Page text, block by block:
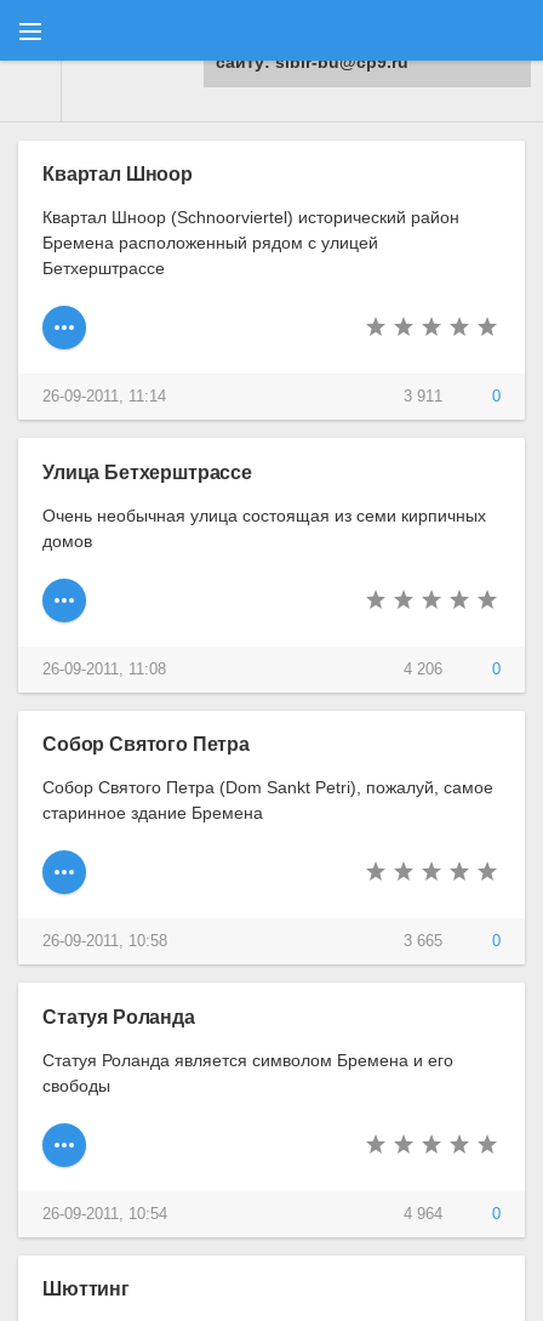
Квартал Шноор
Квартал Шноор (Schnoorviertel) исторический район
Бремена расположенный рядом с улицей
Бетхерштрассе
3 911 0
26-09-2011, 11:14
Улица Бетхерштрассе
Очень необычная улица состоящая из семи кирпичных
домов
4 206 0
26-09-2011, 11:08
Собор Святого Петра
Собор Святого Петра (Dom Sankt Petri), пожалуй, самое
старинное здание Бремена
3 665 0
26-09-2011, 10:58
Статуя Роланда
Статуя Роланда является символом Бремена и его
свободы
4 964 0
26-09-2011, 10:54
Шюттинг
сайту: sibir-bu@cp9.ru